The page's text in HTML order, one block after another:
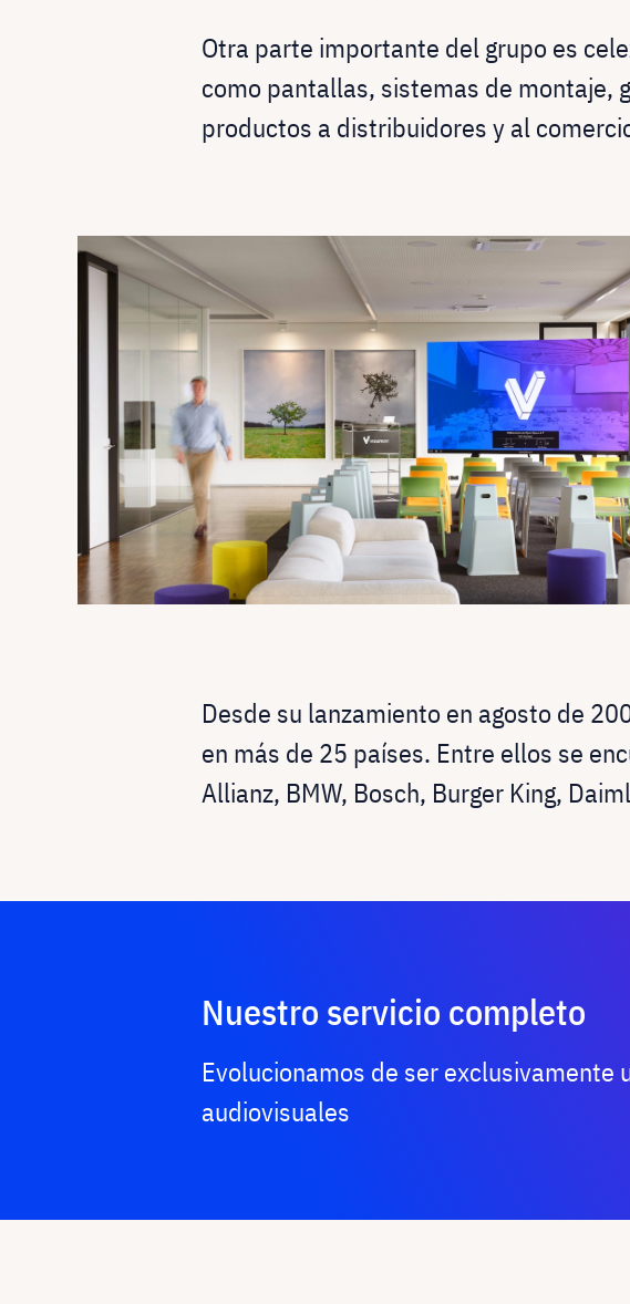
Otra parte importante del grupo es
como pantallas, sistemas de montaje,
productos a distribuidores y al
Desde su lanzamiento en agosto de
en más de 25 países. Entre ellos se
Allianz, BMW, Bosch, Burger King,
Nuestro servicio completo
Evolucionamos de ser exclusivamente
audiovisuales